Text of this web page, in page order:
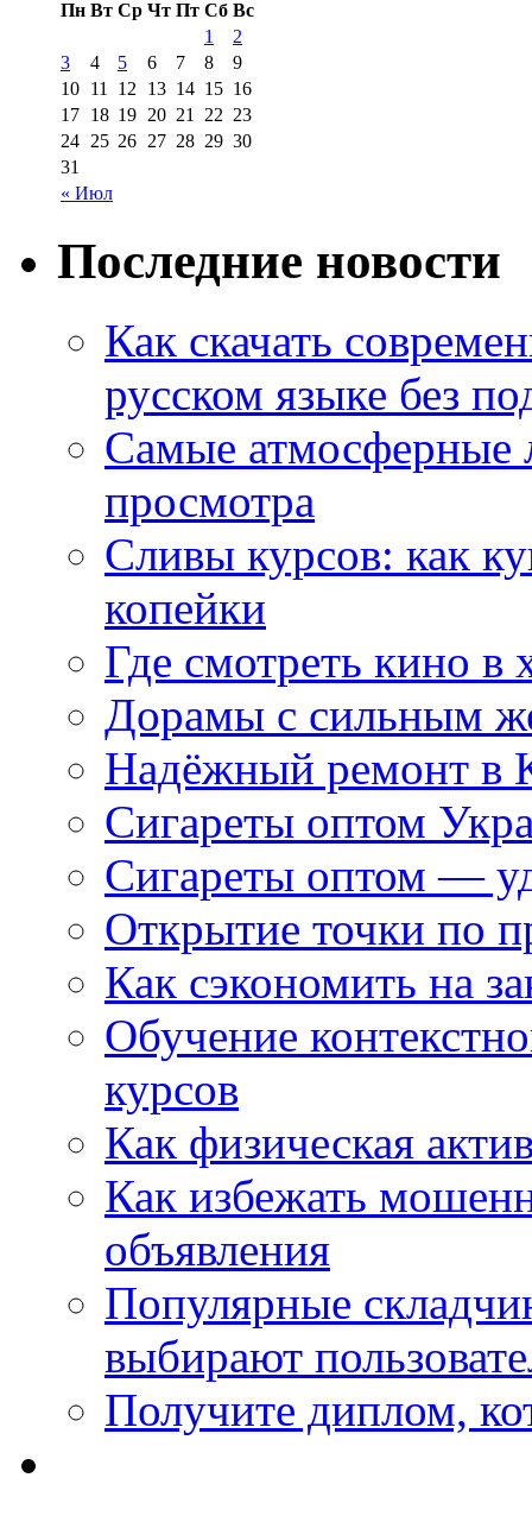
Пн Вт Ср Чт Пт Сб Вс
« Июл
1
2
3
4 5 6 7 8
9
10 11 12 13 14 15 16
17 18 19 20 21 22 23
24 25 26 27 28 29 30
31
Последние новости
Как скачать
русском языке без
Самые атмосферные
просмотра
Сливы курсов: как
копейки
Где смотреть кино в
Дорамы с сильным
Надёжный ремонт в
Сигареты оптом
Сигареты оптом —
Открытие точки по
Как сэкономить на
Обучение
курсов
Как физическая
Как избежать
объявления
Популярные
выбирают
Получите диплом,